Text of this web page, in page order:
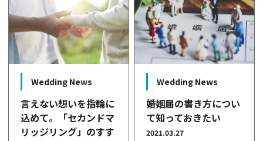
Wedding News
言えない想いを指輪に
込めて。「セカンドマ
リッジリング」のすす
Wedding News
婚姻届の書き方につい
て知っておきたい
2021.03.27